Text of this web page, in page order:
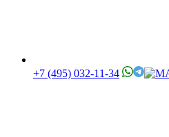
+7 (495) 032-11-34